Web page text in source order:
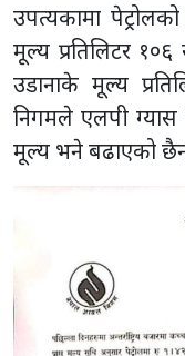
उपत्यकामा
मूल्य प्रतिलिटर
उडानाके मूल्य
निगमले एलपी ग्यास
मूल्य भने बढाएको